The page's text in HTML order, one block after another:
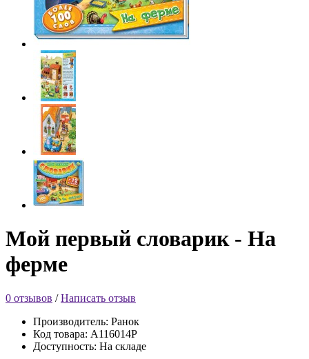
Мой первый словарик - На
ферме
0 отзывов /Написать отзыв
Производитель: Ранок
Код товара: А116014Р
Доступность: На складе